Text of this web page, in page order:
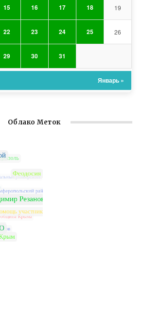
15 16 17 18 19
22 23 24 25 26
29 30 31
Январь »
Облако Меток